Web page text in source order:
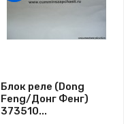
Блок реле (Dong
Feng/Донг Фенг)
373510...